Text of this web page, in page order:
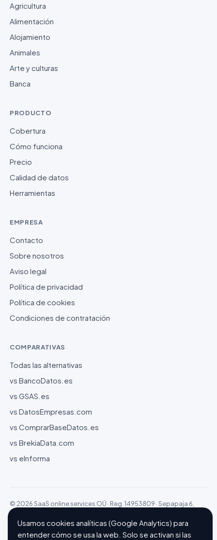
Agricultura
Alimentación
Alojamiento
Animales
Arte y culturas
Banca
PRODUCTO
Cobertura
Cómo funciona
Precio
Calidad de datos
Herramientas
EMPRESA
Contacto
Sobre nosotros
Aviso legal
Política de privacidad
Política de cookies
Condiciones de contratación
COMPARATIVAS
Todas las alternativas
vs BancoDatos.es
vs GSAS.es
vs DatosEmpresas.com
vs ComprarBaseDatos.es
vs BrekiaData.com
vs eInforma
© 2026 SaaS online services OÜ · Reg. 14953809 · Sepapaja 6,
15551 Tallinn (Estonia)
Configurar cookiesHecho con ❤ en Barcelona
Usamos cookies analíticas (Google Analytics) para
entender cómo se usa la web. Solo se activan si las